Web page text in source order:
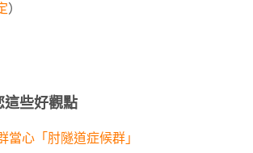
）
這些好觀點
當心「肘隧道症候群」